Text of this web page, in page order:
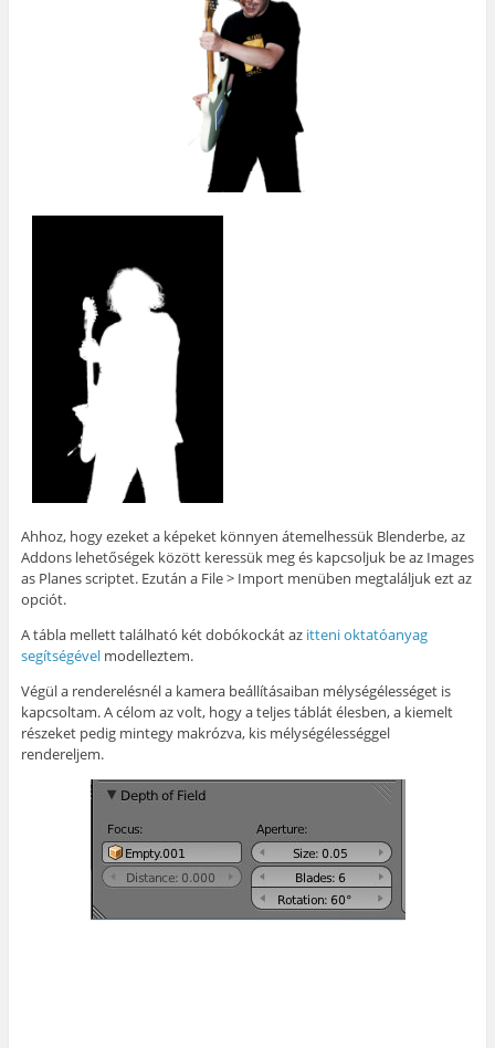
Ahhoz, hogy ezeket a képeket könnyen átemelhessük Blenderbe, az
Addons lehetőségek között keressük meg és kapcsoljuk be az Images
as Planes scriptet. Ezután a File > Import menüben megtaláljuk ezt az
opciót.
A tábla mellett található két dobókockát azitteni oktatóanyag
segítségévelmodelleztem.
Végül a renderelésnél a kamera beállításaiban mélységélességet is
kapcsoltam. A célom az volt, hogy a teljes táblát élesben, a kiemelt
részeket pedig mintegy makrózva, kis mélységélességgel
rendereljem.